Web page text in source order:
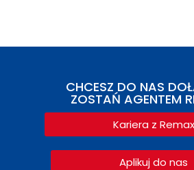
CHCESZ DO NAS
ZOSTAŃ AGENTEM
Kariera z Remax
Aplikuj do nas